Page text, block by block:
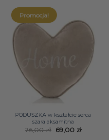
Promocja!
PODUSZKA w kształcie serca
szara aksamitna
76,00zł
Pierwotna
cena
69,00 zł